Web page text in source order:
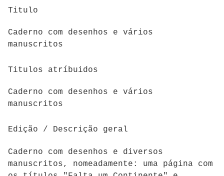
Titulo
Caderno com desenhos e vários
manuscritos
Titulos atríbuidos
Caderno com desenhos e vários
manuscritos
Edição / Descrição geral
Caderno com desenhos e diversos
manuscritos, nomeadamente: uma página com